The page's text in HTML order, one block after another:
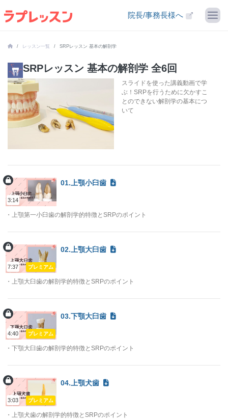
院長/事務長様へ
レッスン一覧 SRPレッスン 基本の解剖学
SRPレッスン 基本の解剖学 全6回
スライドを使った講義動画で学
ぶ！SRPを行うために欠かすこ
とのできない解剖学の基本につ
いて
3:14
01.上顎小臼歯
・上顎第一小臼歯の解剖学的特徴とSRPのポイント
7:37 プレミアム
02.上顎大臼歯
・上顎大臼歯の解剖学的特徴とSRPのポイント
4:40 プレミアム
03.下顎大臼歯
・下顎大臼歯の解剖学的特徴とSRPのポイント
3:03 プレミアム
04.上顎犬歯
・上顎犬歯の解剖学的特徴とSRPのポイント